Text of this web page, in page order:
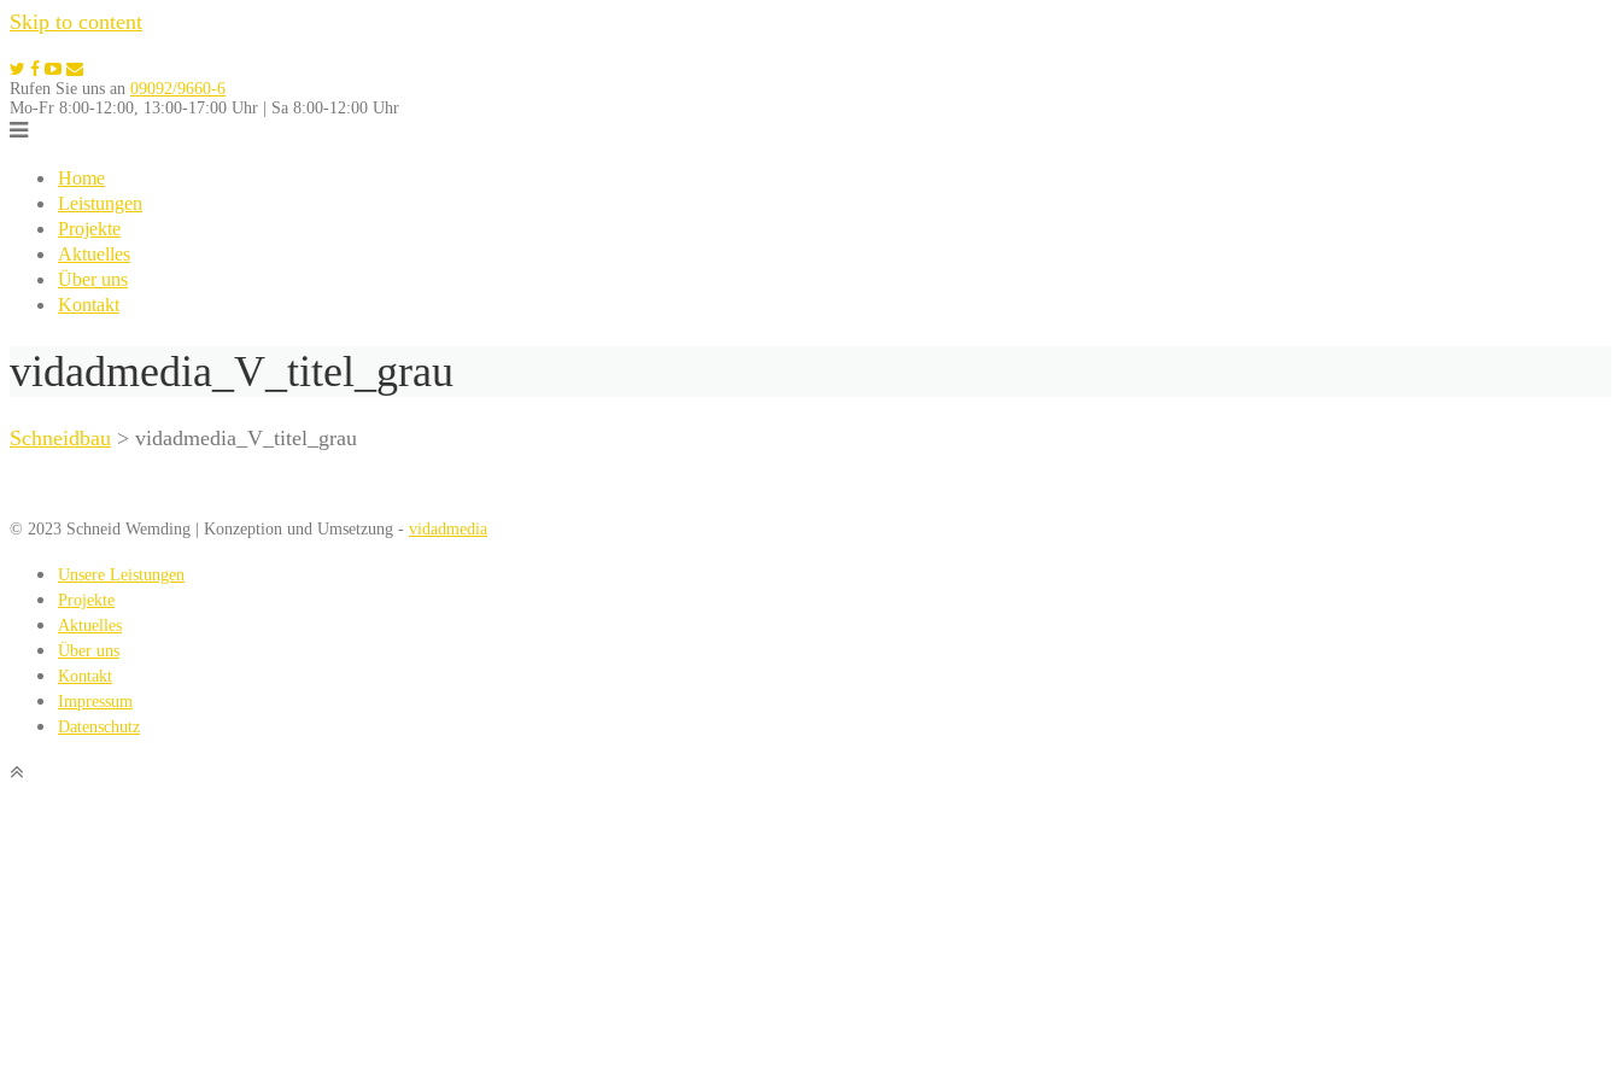
Skip to content
Rufen Sie uns an 09092/9660-6
Mo-Fr 8:00-12:00, 13:00-17:00 Uhr | Sa 8:00-12:00 Uhr
Home
Leistungen
Projekte
Aktuelles
Über uns
Kontakt
vidadmedia_V_titel_grau
Schneidbau > vidadmedia_V_titel_grau
© 2023 Schneid Wemding | Konzeption und Umsetzung - vidadmedia
Unsere Leistungen
Projekte
Aktuelles
Über uns
Kontakt
Impressum
Datenschutz